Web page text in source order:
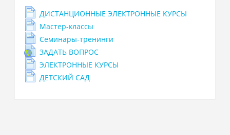
елемеу
ДИСТАНЦИОННЫЕ ЭЛЕКТРОННЫЕ КУРСЫ
Мастер-классы
Семинары-тренинги
ЗАДАТЬ ВОПРОС
ЭЛЕКТРОННЫЕ КУРСЫ
ДЕТСКИЙ САД